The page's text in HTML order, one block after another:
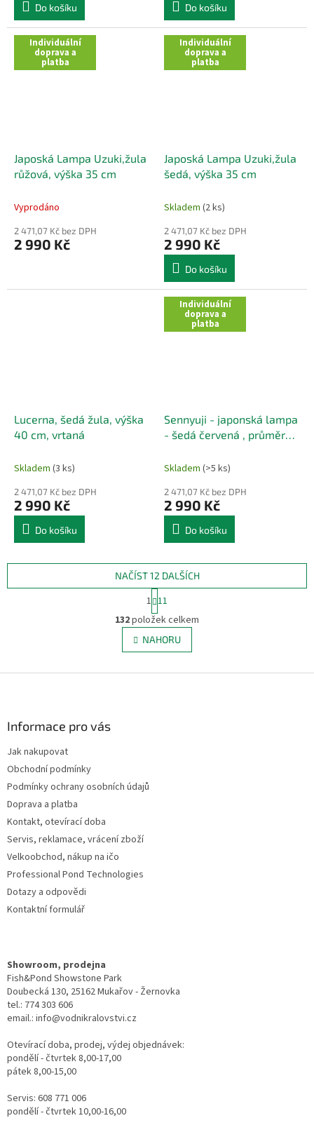
Do košíku Do košíku
Individuální
doprava a
platba
Japoská Lampa Uzuki,žula
růžová, výška 35 cm
Vyprodáno
2 471,07 Kč bez DPH
2 990 Kč
Individuální
doprava a
platba
Japoská Lampa Uzuki,žula
šedá, výška 35 cm
Skladem (2 ks)
2 471,07 Kč bez DPH
2 990 Kč
Do košíku
Lucerna, šedá žula, výška
40 cm, vrtaná
Skladem (3 ks)
2 471,07 Kč bez DPH
2 990 Kč
Do košíku
Individuální
doprava a
platba
Sennyuji - japonská lampa
- šedá červená , průměr
Skladem (>5 ks)
2 471,07 Kč bez DPH
2 990 Kč
Do košíku
O
v
l
á
NAČÍST 12 DALŠÍCH
t
r
á
n
k
v
1 11
132položek celkem
NAHORU
Informace pro vás
Jak nakupovat
Obchodní podmínky
Podmínky ochrany osobních údajů
Doprava a platba
Kontakt, otevírací doba
Servis, reklamace, vrácení zboží
Velkoobchod, nákup na ičo
Professional Pond Technologies
Dotazy a odpovědi
Kontaktní formulář
Showroom, prodejna
Fish&Pond Showstone Park
Doubecká 130, 25162 Mukařov - Žernovka
tel.: 774 303 606
email.: info@vodnikralovstvi.cz
Otevírací doba, prodej, výdej objednávek:
pondělí - čtvrtek 8,00-17,00
pátek 8,00-15,00
Servis: 608 771 006
pondělí - čtvrtek 10,00-16,00